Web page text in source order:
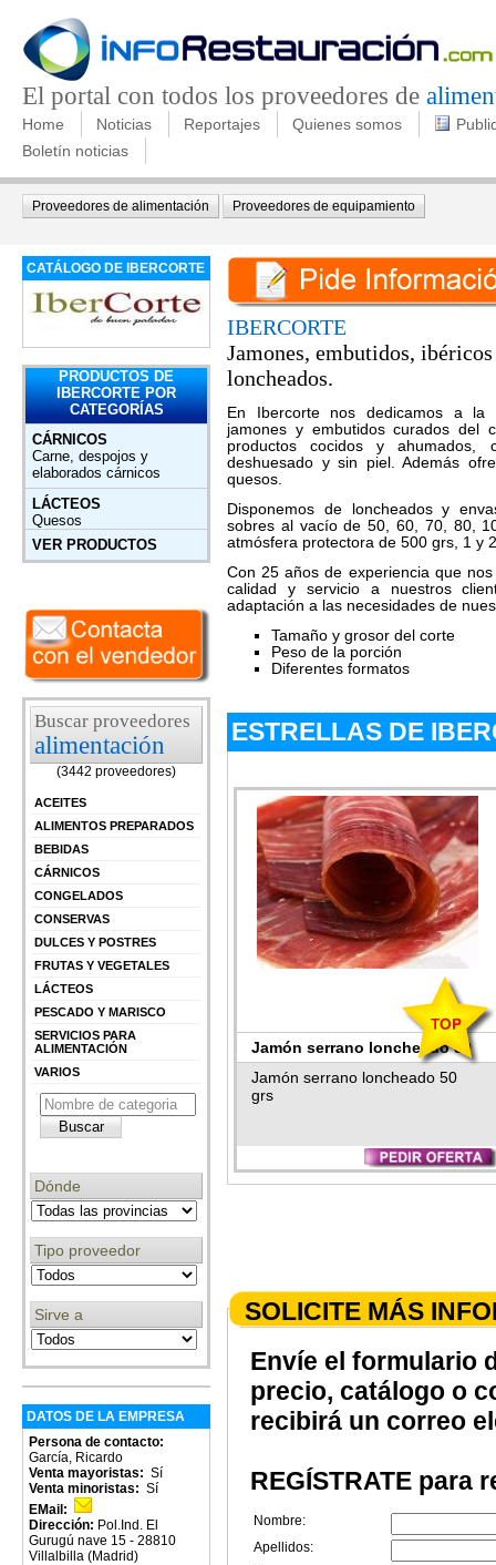
El portal con todos los proveedores de
Home Noticias Reportajes Quienes somos
Boletín noticias
Proveedores de alimentación Proveedores de equipamiento
CATÁLOGO DE IBERCORTE
PRODUCTOS DE
IBERCORTE POR
CATEGORÍAS
CÁRNICOS
Carne, despojos y
elaborados cárnicos
LÁCTEOS
Quesos
VER PRODUCTOS
Buscar proveedores
alimentación
(3442 proveedores)
ACEITES
ALIMENTOS PREPARADOS
BEBIDAS
CÁRNICOS
CONGELADOS
CONSERVAS
DULCES Y POSTRES
FRUTAS Y VEGETALES
LÁCTEOS
PESCADO Y MARISCO
SERVICIOS PARA
ALIMENTACIÓN
VARIOS
Dónde
Tipo proveedor
Sirve a
DATOS DE LA EMPRESA
Persona de contacto:
García, Ricardo
Venta mayoristas: Sí
Venta minoristas: Sí
EMail:
Dirección: Pol.Ind. El
Gurugú nave 15 - 28810
Villalbilla (Madrid)
IBERCORTE
Jamones, embutidos,
loncheados.
En Ibercorte nos dedicamos a la
jamones y embutidos curados del
productos cocidos y ahumados,
deshuesado y sin piel. Además
quesos.
Disponemos de loncheados y
sobres al vacío de 50, 60, 70, 80,
atmósfera protectora de 500 grs, 1 y
Con 25 años de experiencia que
calidad y servicio a nuestros
adaptación a las necesidades de
Tamaño y grosor del corte
Peso de la porción
Diferentes formatos
ESTRELLAS DE
Jamón serrano loncheado 50
grs
Jamón serrano loncheado 50
grs
SOLICITE MÁS
Envíe el formulario
precio, catálogo o
recibirá un correo
REGÍSTRATE para
Nombre:
Apellidos: